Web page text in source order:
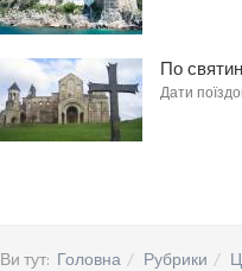
По
Дати
Ви тут: Головна Рубрики